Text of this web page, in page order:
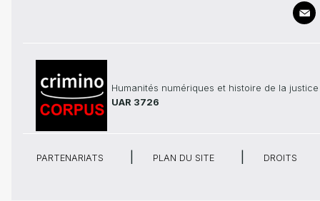
Humanités numériques et histoire de la justice
UAR 3726
PARTENARIATS PLAN DU SITE DROITS